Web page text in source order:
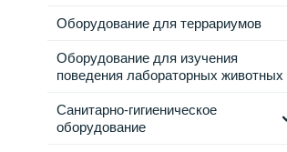
Оборудование для террариумов
Оборудование для изучения
поведения лабораторных животных
Санитарно-гигиеническое
оборудование